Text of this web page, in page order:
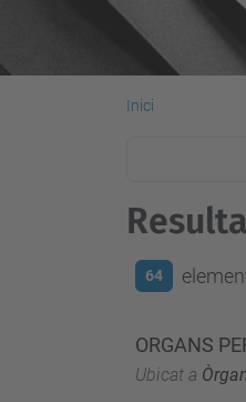
Inici
64
ORGANS
Ubicat a